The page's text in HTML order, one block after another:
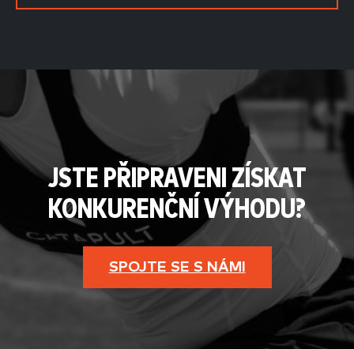
JSTE PŘIPRAVENI ZÍSKAT
KONKURENČNÍ VÝHODU?
SPOJTE SE S NÁMI